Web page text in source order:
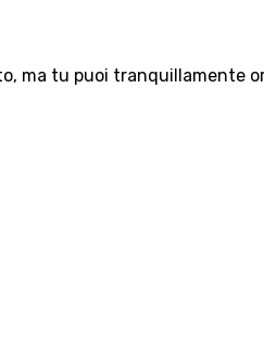
ma tu puoi tranquillamente